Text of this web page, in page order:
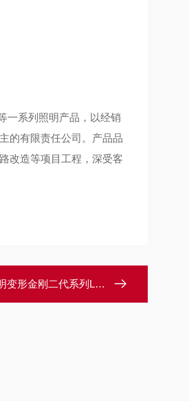
一系列照明产品，以经销
的有限责任公司。产品品
改造等项目工程，深受客
刚二代系列LED路灯 90W